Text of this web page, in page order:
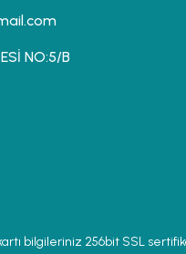
NO:5/B
bilgileriniz 256bit SSL